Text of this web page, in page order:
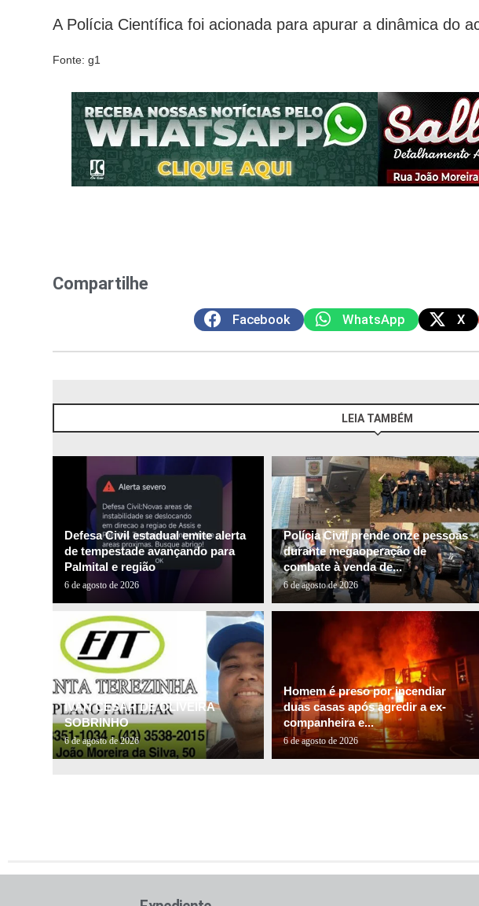
A Polícia Científica foi acionada para apurar a dinâmica do
Fonte: g1
Compartilhe
Facebook WhatsApp X
LEIA TAMBÉM
Defesa Civil estadual emite alerta
de tempestade avançando para
Palmital e região
6 de agosto de 2026
Polícia Civil prende onze pessoas
durante megaoperação de
combate à venda de...
6 de agosto de 2026
IVAN CESAR DE OLIVEIRA
SOBRINHO
6 de agosto de 2026
Homem é preso por incendiar
duas casas após agredir a ex-
companheira e...
6 de agosto de 2026